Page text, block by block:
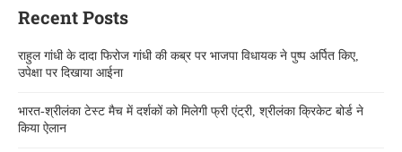
Recent Posts
राहुल गांधी के दादा फिरोज गांधी की कब्र पर भाजपा विधायक ने पुष्प अर्पित किए,
उपेक्षा पर दिखाया आईना
भारत-श्रीलंका टेस्ट मैच में दर्शकों को मिलेगी फ्री एंट्री, श्रीलंका क्रिकेट बोर्ड ने
किया ऐलान